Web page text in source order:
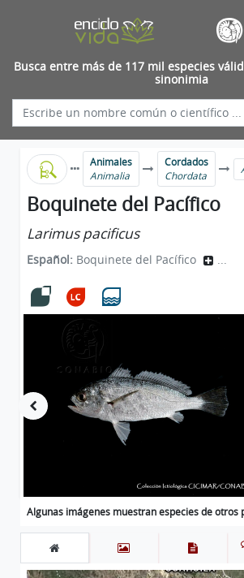
Busca entre más de 117 mil especies
sinonimia
Animales
Animalia
Cordados
Chordata
Boquinete del Pacífico
Larimus pacificus
Español: Boquinete del Pacífico ...
Algunas imágenes muestran especies de otros